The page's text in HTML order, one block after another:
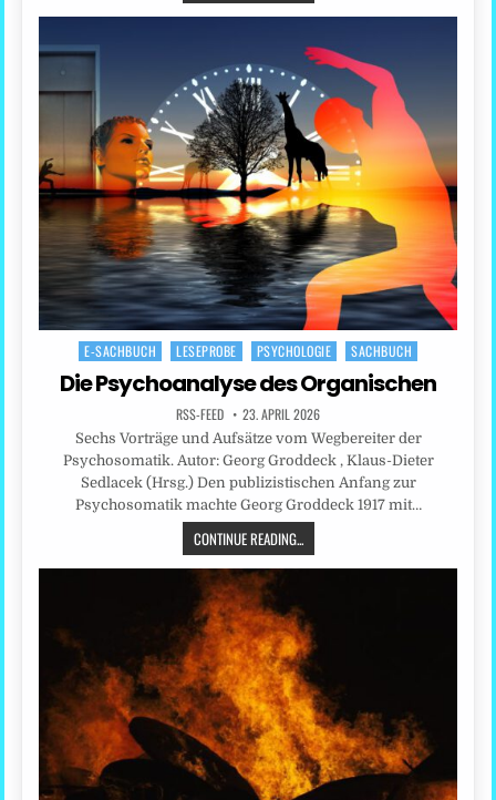
Posted
in
E-SACHBUCH LESEPROBE PSYCHOLOGIE SACHBUCH
Die Psychoanalyse des Organischen
RSS-FEED 23. APRIL 2026
Sechs Vorträge und Aufsätze vom Wegbereiter der
Psychosomatik. Autor: Georg Groddeck , Klaus-Dieter
Sedlacek (Hrsg.) Den publizistischen Anfang zur
Psychosomatik machte Georg Groddeck 1917 mit…
CONTINUE READING...